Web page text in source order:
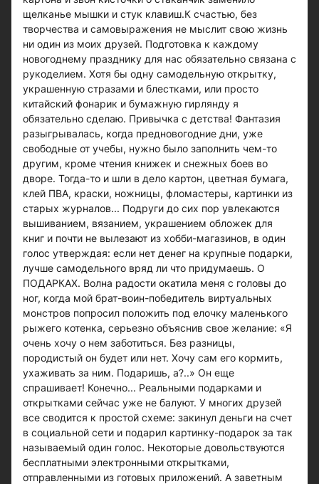
щелканье мышки и стук клавиш.К счастью, без
творчества и самовыражения не мыслит свою жизнь
ни один из моих друзей. Подготовка к каждому
новогоднему празднику для нас обязательно связана с
рукоделием. Хотя бы одну самодельную открытку,
украшенную стразами и блестками, или просто
китайский фонарик и бумажную гирлянду я
обязательно сделаю. Привычка с детства! Фантазия
разыгрывалась, когда предновогодние дни, уже
свободные от учебы, нужно было заполнить чем-то
другим, кроме чтения книжек и снежных боев во
дворе. Тогда-то и шли в дело картон, цветная бумага,
клей ПВА, краски, ножницы, фломастеры, картинки из
старых журналов... Подруги до сих пор увлекаются
вышиванием, вязанием, украшением обложек для
книг и почти не вылезают из хобби-магазинов, в один
голос утверждая: если нет денег на крупные подарки,
лучше самодельного вряд ли что придумаешь. О
ПОДАРКАХ. Волна радости окатила меня с головы до
ног, когда мой брат-воин-победитель виртуальных
монстров попросил положить под елочку маленького
рыжего котенка, серьезно объяснив свое желание: «Я
очень хочу о нем заботиться. Без разницы,
породистый он будет или нет. Хочу сам его кормить,
ухаживать за ним. Подаришь, а?..» Он еще
спрашивает! Конечно... Реальными подарками и
открытками сейчас уже не балуют. У многих друзей
все сводится к простой схеме: закинул деньги на счет
в социальной сети и подарил картинку-подарок за так
называемый один голос. Некоторые довольствуются
бесплатными электронными открытками,
отправленными из готовых приложений. А заветным